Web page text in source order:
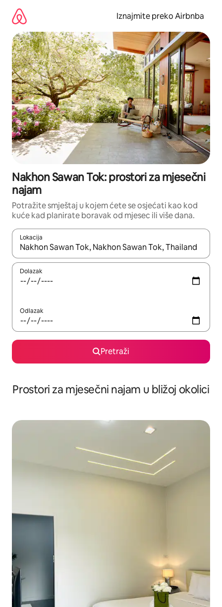
sadržaj
Iznajmite preko Airbnba
Nakhon Sawan Tok: prostori za mjesečni
najam
Potražite smještaj u kojem ćete se osjećati kao kod
kuće kad planirate boravak od mjesec ili više dana.
Lokacija
Kada budu dostupni rezultati, moći ćete ih pregledati
Dolazak
Odlazak
Pretraži
Prostori za mjesečni najam u bližoj okolici